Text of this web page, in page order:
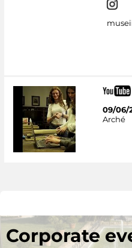
09/06/
Arché
Corporate